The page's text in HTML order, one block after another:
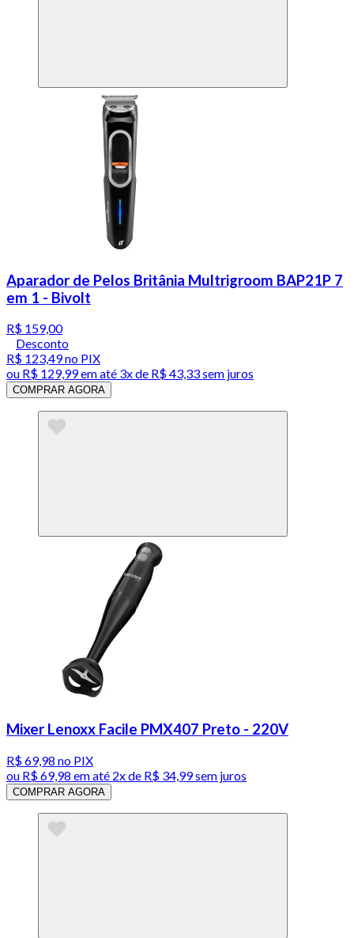
Aparador de Pelos Britânia Multrigroom BAP21P 7
em 1 - Bivolt
R$ 159,00
Desconto
R$ 123,49no PIX
ou R$ 129,99em até 3x de R$ 43,33 sem juros
COMPRAR AGORA
Mixer Lenoxx Facile PMX407 Preto - 220V
R$ 69,98 no PIX
ou R$ 69,98 em até 2x de R$ 34,99 sem juros
COMPRAR AGORA